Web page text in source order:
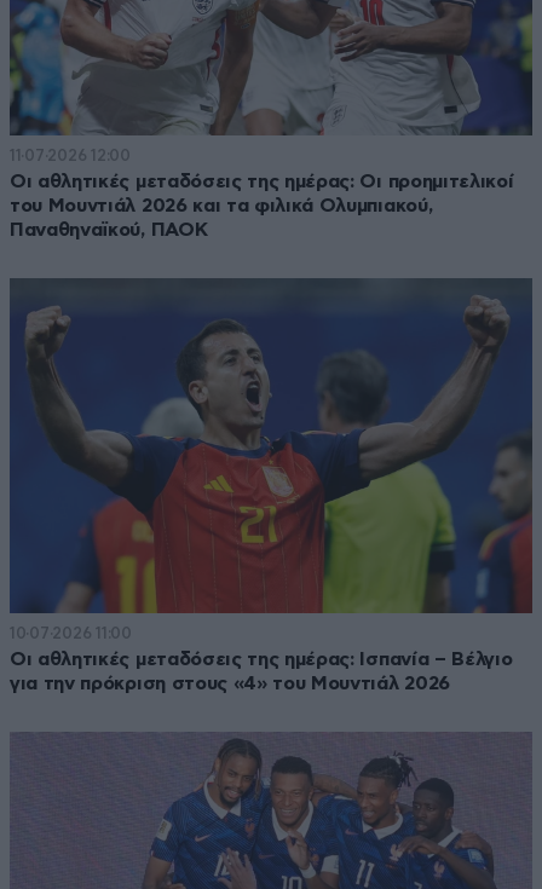
11·07·2026 12:00
Οι αθλητικές μεταδόσεις της ημέρας: Οι προημιτελικοί
του Μουντιάλ 2026 και τα φιλικά Ολυμπιακού,
Παναθηναϊκού, ΠΑΟΚ
10·07·2026 11:00
Οι αθλητικές μεταδόσεις της ημέρας: Ισπανία – Βέλγιο
για την πρόκριση στους «4» του Μουντιάλ 2026